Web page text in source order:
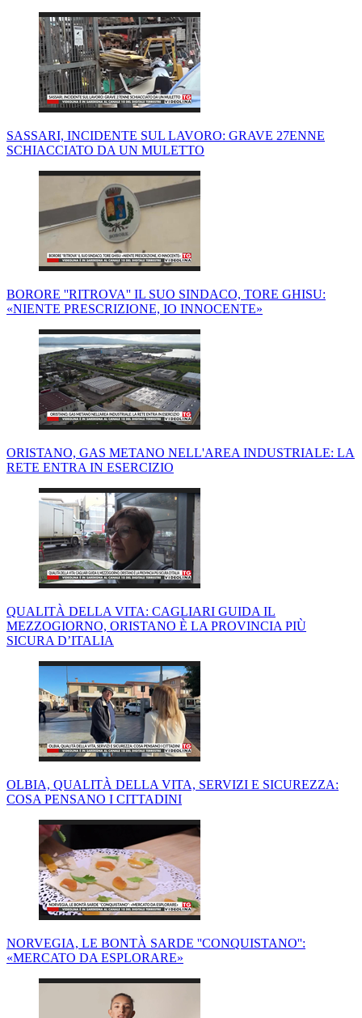
SASSARI, INCIDENTE SUL LAVORO: GRAVE 27ENNE
SCHIACCIATO DA UN MULETTO
BORORE ''RITROVA'' IL SUO SINDACO, TORE GHISU:
«NIENTE PRESCRIZIONE, IO INNOCENTE»
ORISTANO, GAS METANO NELL'AREA INDUSTRIALE: LA
RETE ENTRA IN ESERCIZIO
QUALITÀ DELLA VITA: CAGLIARI GUIDA IL
MEZZOGIORNO, ORISTANO È LA PROVINCIA PIÙ
SICURA D’ITALIA
OLBIA, QUALITÀ DELLA VITA, SERVIZI E SICUREZZA:
COSA PENSANO I CITTADINI
NORVEGIA, LE BONTÀ SARDE ''CONQUISTANO'':
«MERCATO DA ESPLORARE»